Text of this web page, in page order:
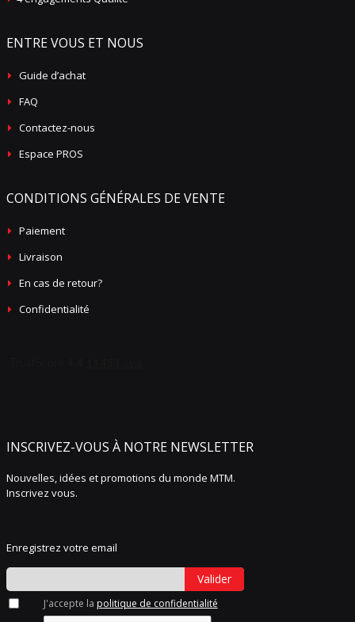
ENTRE VOUS ET NOUS
Guide d’achat
FAQ
Contactez-nous
Espace PROS
CONDITIONS GÉNÉRALES DE VENTE
Paiement
Livraison
En cas de retour?
Confidentialité
INSCRIVEZ-VOUS À NOTRE NEWSLETTER
Nouvelles, idées et promotions du monde MTM.
Inscrivez vous.
Enregistrez votre email
Valider
J'accepte la politique de confidentialité